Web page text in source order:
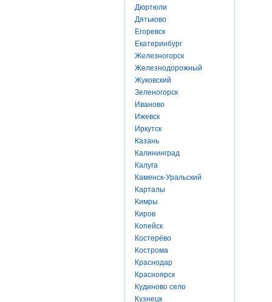
Дюртюли
Дятьково
Егоревск
Екатеринбург
Железногорск
Железнодорожный
Жуковский
Зеленогорск
Иваново
Ижевск
Иркутск
Казань
Калининград
Калуга
Каменск-Уральский
Карталы
Кимры
Киров
Копейск
Костерёво
Кострома
Краснодар
Красноярск
Кудиново село
Кузнецк